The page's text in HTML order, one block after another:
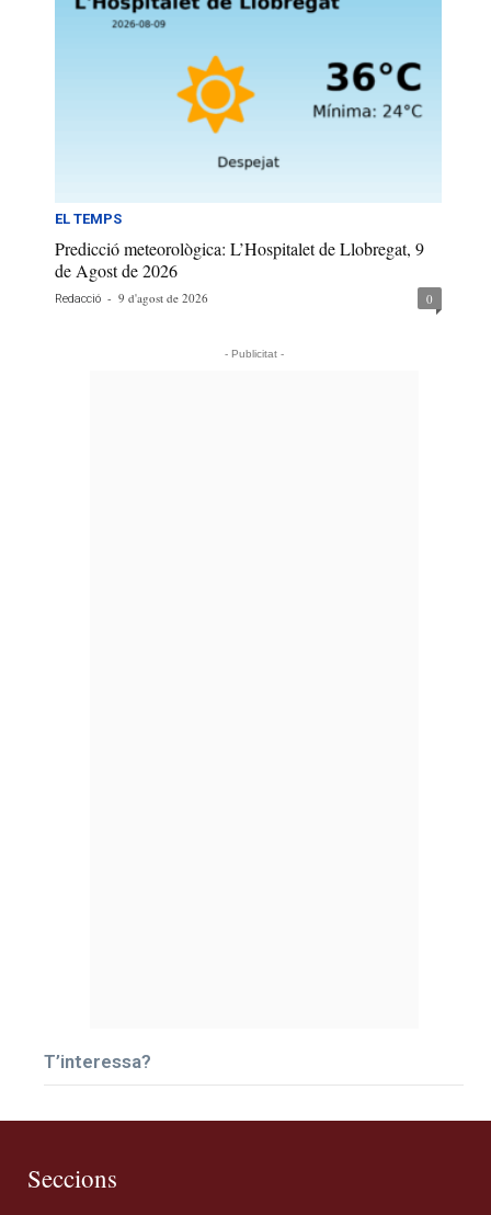
EL TEMPS
Predicció meteorològica: L’Hospitalet de Llobregat, 9
de Agost de 2026
Redacció - 9 d'agost de 2026 0
- Publicitat -
T’interessa?
Seccions